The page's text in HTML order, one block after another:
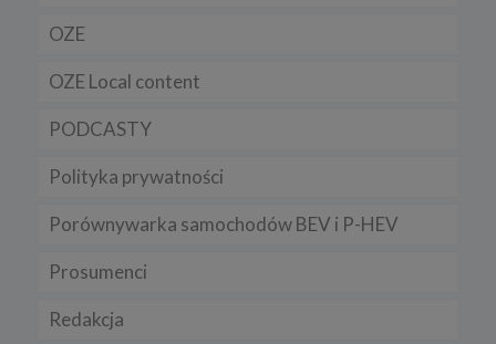
OZE
OZE Local content
PODCASTY
Polityka prywatności
Porównywarka samochodów BEV i P-HEV
Prosumenci
Redakcja